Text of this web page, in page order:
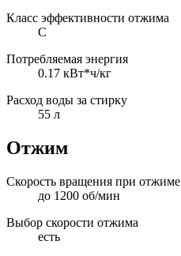
Класс эффективности отжима
C
Потребляемая энергия
0.17 кВт*ч/кг
Расход воды за стирку
55 л
Отжим
Скорость вращения при отжиме
до 1200 об/мин
Выбор скорости отжима
есть